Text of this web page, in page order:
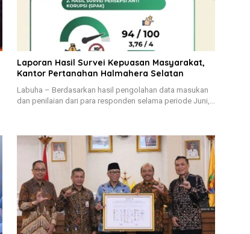
Laporan Hasil Survei Kepuasan Masyarakat,
Kantor Pertanahan Halmahera Selatan
Labuha – Berdasarkan hasil pengolahan data masukan
dan penilaian dari para responden selama periode Juni,…